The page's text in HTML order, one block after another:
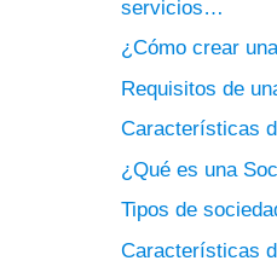
servicios…
¿Cómo crear
Requisitos de
Características
¿Qué es una
Tipos de
Características